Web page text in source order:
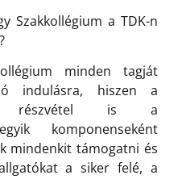
Szakkollégium a TDK-n
minden tagját
indulásra, hiszen a
részvétel is a
komponenseként
mindenkit támogatni és
a siker felé, a